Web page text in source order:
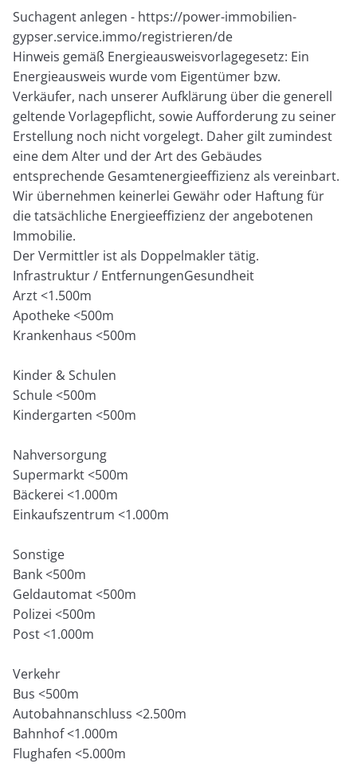
Suchagent anlegen - https://power-immobilien-
gypser.service.immo/registrieren/de
Hinweis gemäß Energieausweisvorlagegesetz: Ein
Energieausweis wurde vom Eigentümer bzw.
Verkäufer, nach unserer Aufklärung über die generell
geltende Vorlagepflicht, sowie Aufforderung zu seiner
Erstellung noch nicht vorgelegt. Daher gilt zumindest
eine dem Alter und der Art des Gebäudes
entsprechende Gesamtenergieeffizienz als vereinbart.
Wir übernehmen keinerlei Gewähr oder Haftung für
die tatsächliche Energieeffizienz der angebotenen
Immobilie.
Der Vermittler ist als Doppelmakler tätig.
Infrastruktur / EntfernungenGesundheit
Arzt <1.500m
Apotheke <500m
Krankenhaus <500m
Kinder & Schulen
Schule <500m
Kindergarten <500m
Nahversorgung
Supermarkt <500m
Bäckerei <1.000m
Einkaufszentrum <1.000m
Sonstige
Bank <500m
Geldautomat <500m
Polizei <500m
Post <1.000m
Verkehr
Bus <500m
Autobahnanschluss <2.500m
Bahnhof <1.000m
Flughafen <5.000m